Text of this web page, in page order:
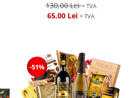
130,00 Lei+ TVA
65,00 Lei + TVA
-51%